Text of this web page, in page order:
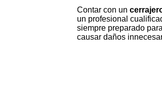
Contar con un
un profesional
siempre preparado
causar daños